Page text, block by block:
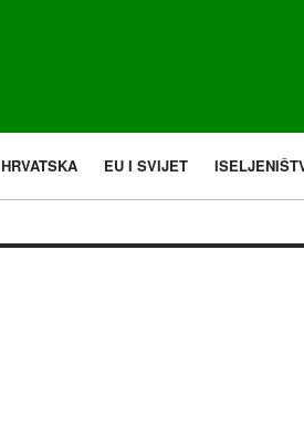
HRVATSKA EU I SVIJET